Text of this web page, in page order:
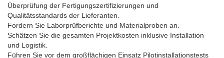
Überprüfung der Fertigungszertifizierungen und
Qualitätsstandards der Lieferanten.
Fordern Sie Laborprüfberichte und Materialproben an.
Schätzen Sie die gesamten Projektkosten inklusive Installation
und Logistik.
Führen Sie vor dem großflächigen Einsatz Pilotinstallationstests